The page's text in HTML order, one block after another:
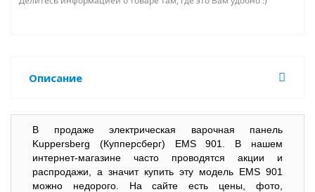
Описание
В продаже электрическая варочная панель
Kuppersberg (Купперсберг) EMS 901. В нашем
интернет-магазине часто проводятся акции и
распродажи, а значит купить эту модель EMS 901
можно недорого. На сайте есть цены, фото,